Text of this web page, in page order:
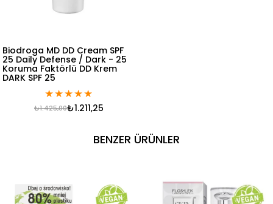
Biodroga MD DD Cream SPF
25 Daily Defense / Dark - 25
Koruma Faktörlü DD Krem
DARK SPF 25
★★★★★
₺1.211,25
₺1.425,00
BENZER ÜRÜNLER